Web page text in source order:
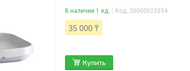
В наличии 1 ед. Код: 20000023334
35 000 ₸
Купить